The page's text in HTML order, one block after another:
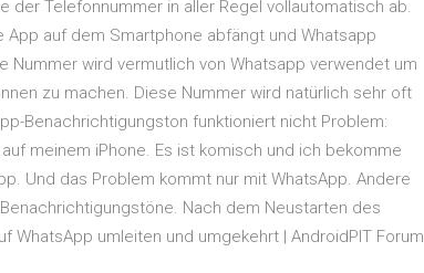
der Telefonnummer in aller Regel vollautomatisch ab.
auf dem Smartphone abfängt und Whatsapp
Nummer wird vermutlich von Whatsapp verwendet um
zu machen. Diese Nummer wird natürlich sehr oft
Benachrichtigungston funktioniert nicht Problem:
meinem iPhone. Es ist komisch und ich bekomme
Und das Problem kommt nur mit WhatsApp. Andere
Nach dem Neustarten des
WhatsApp umleiten und umgekehrt | AndroidPIT Forum